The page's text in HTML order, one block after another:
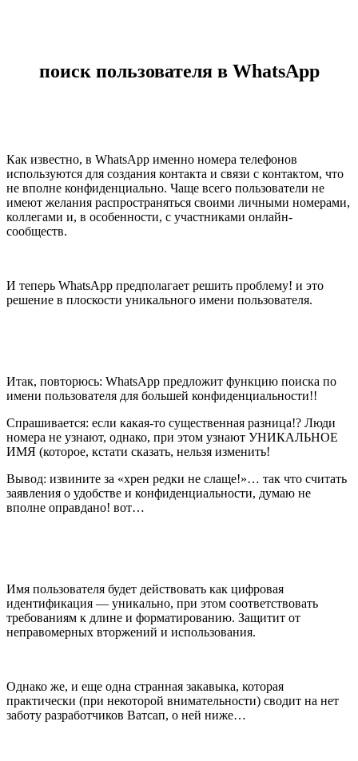
поиск пользователя в WhatsApp
Как известно, в WhatsApp именно номера телефонов
используются для создания контакта и связи с контактом, что
не вполне конфиденциально. Чаще всего пользователи не
имеют желания распространяться своими личными номерами,
коллегами и, в особенности, с участниками онлайн-
сообществ.
И теперь WhatsApp предполагает решить проблему! и это
решение в плоскости уникального имени пользователя.
Итак, повторюсь: WhatsApp предложит функцию поиска по
имени пользователя для большей конфиденциальности!!
Спрашивается: если какая-то существенная разница!? Люди
номера не узнают, однако, при этом узнают УНИКАЛЬНОЕ
ИМЯ (которое, кстати сказать, нельзя изменить!
Вывод: извините за «хрен редки не слаще!»… так что считать
заявления о удобстве и конфиденциальности, думаю не
вполне оправдано! вот…
Имя пользователя будет действовать как цифровая
идентификация — уникально, при этом соответствовать
требованиям к длине и форматированию. Защитит от
неправомерных вторжений и использования.
Однако же, и еще одна странная закавыка, которая
практически (при некоторой внимательности) сводит на нет
заботу разработчиков Ватсап, о ней ниже…